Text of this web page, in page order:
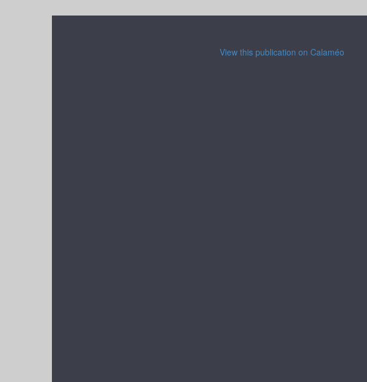
View this publication on Calaméo